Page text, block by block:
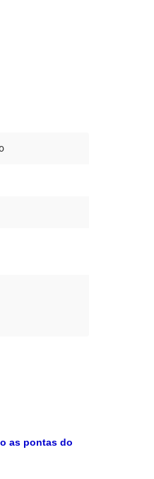
as pontas do